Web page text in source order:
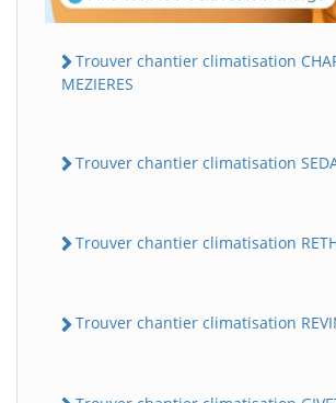
Trouver chantier climatisation
MEZIERES
Trouver chantier climatisation
Trouver chantier climatisation
Trouver chantier climatisation